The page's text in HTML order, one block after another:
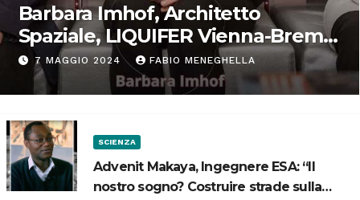
Barbara Imhof, Architetto
Spaziale, LIQUIFER Vienna-Brema:
“Progettiamo habitat per lo
Spazio”
7 MAGGIO 2024 FABIO MENEGHELLA
SCIENZA
Advenit Makaya, Ingegnere ESA: “Il
nostro sogno? Costruire strade sulla